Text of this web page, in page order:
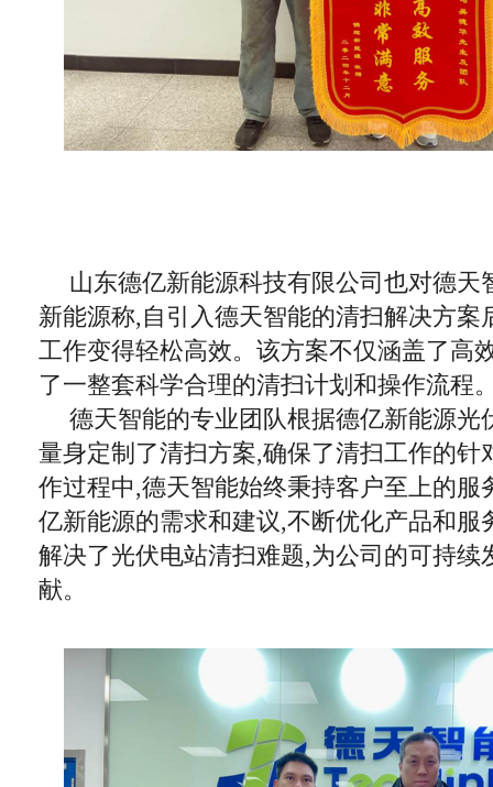
山东德亿新能源科技有限公司也对德天
新能源称,自引入德天智能的清扫解决方案
工作变得轻松高效。该方案不仅涵盖了高
了一整套科学合理的清扫计划和操作流程
德天智能的专业团队根据德亿新能源光
量身定制了清扫方案,确保了清扫工作的针
作过程中,德天智能始终秉持客户至上的服
亿新能源的需求和建议,不断优化产品和服
解决了光伏电站清扫难题,为公司的可持续
献。